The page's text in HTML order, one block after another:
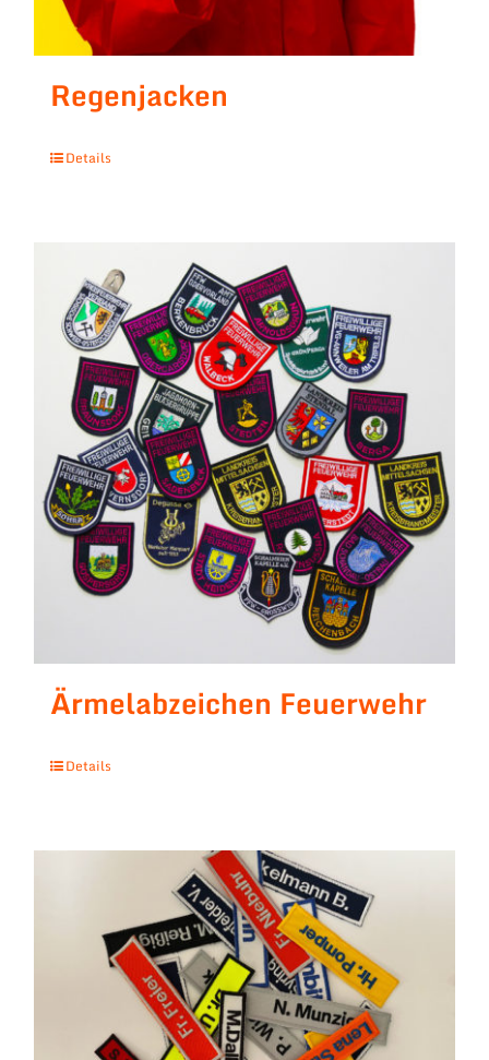
Regenjacken
Details
Ärmelabzeichen Feuerwehr
Details